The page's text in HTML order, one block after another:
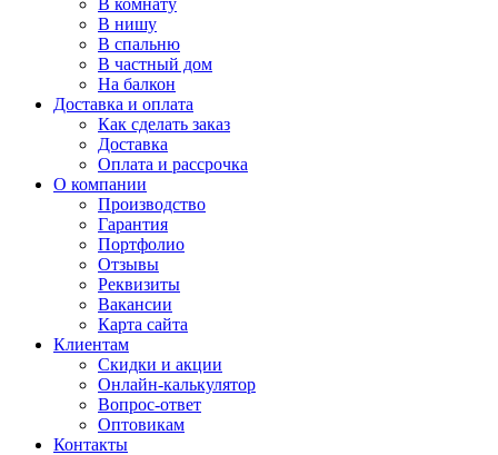
В комнату
В нишу
В спальню
В частный дом
На балкон
Доставка и оплата
Как сделать заказ
Доставка
Оплата и рассрочка
О компании
Производство
Гарантия
Портфолио
Отзывы
Реквизиты
Вакансии
Карта сайта
Клиентам
Скидки и акции
Онлайн-калькулятор
Вопрос-ответ
Оптовикам
Контакты